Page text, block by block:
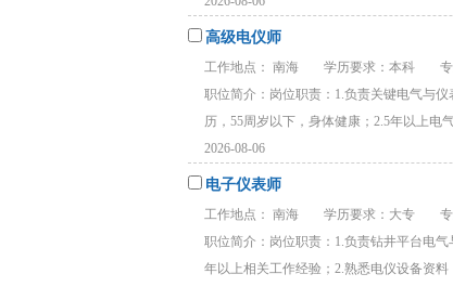
高级电仪师
工作地点： 南海
学历要求：本科
职位简介：岗位职责：1.负责关键电气与
历，55周岁以下，身体健康；2.5年以上电
2026-08-06
电子仪表师
工作地点： 南海
学历要求：大专
职位简介：岗位职责：1.负责钻井平台电
年以上相关工作经验；2.熟悉电仪设备资料